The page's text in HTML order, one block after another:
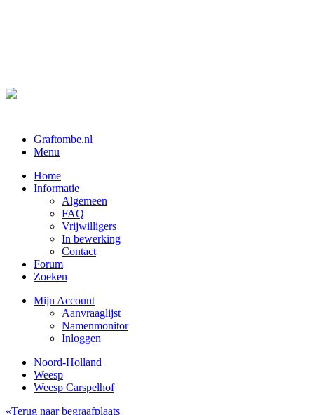
Graftombe.nl
Menu
Home
Informatie
Algemeen
FAQ
Vrijwilligers
In bewerking
Contact
Forum
Zoeken
Mijn Account
Aanvraaglijst
Namenmonitor
Inloggen
Noord-Holland
Weesp
Weesp Carspelhof
«Terug naar begraafplaats